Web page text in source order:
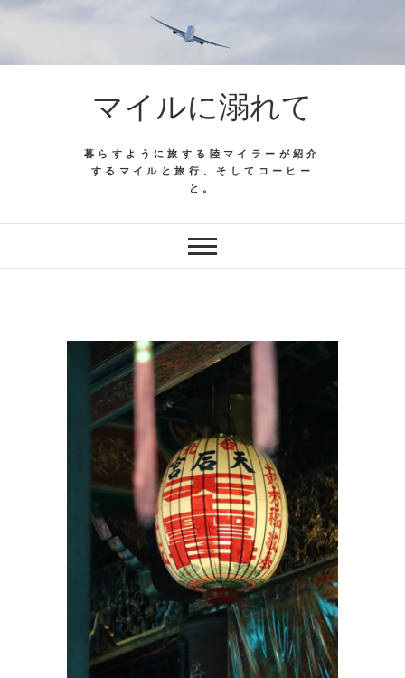
マイルに溺れて
暮らすように旅する陸マイラーが紹介
するマイルと旅行、そしてコーヒー
と。